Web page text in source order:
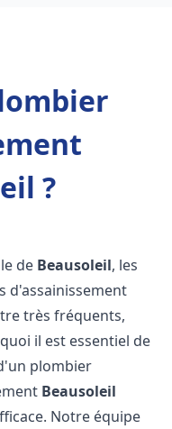
?
de Beausoleil, les
d'assainissement
très fréquents,
il est essentiel de
plombier
Beausoleil
Notre équipe